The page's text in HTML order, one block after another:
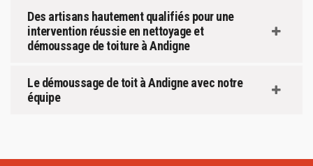
Des artisans hautement qualifiés pour une
intervention réussie en nettoyage et
démoussage de toiture à Andigne
Le démoussage de toit à Andigne avec notre
équipe